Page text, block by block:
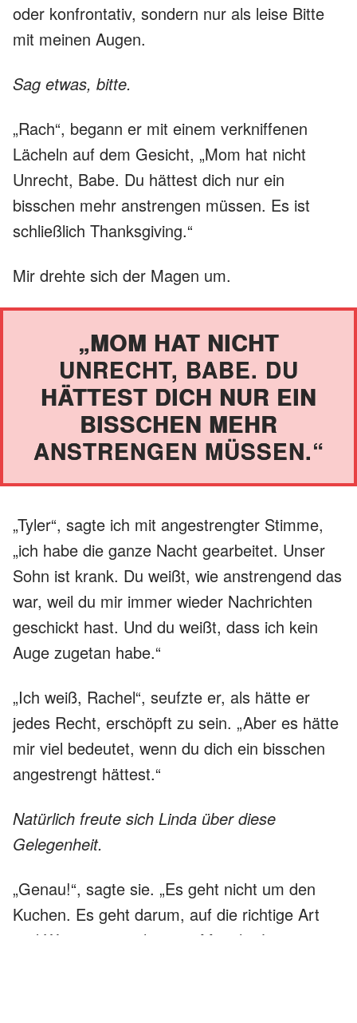
oder konfrontativ, sondern nur als leise Bitte
mit meinen Augen.
Sag etwas, bitte.
„Rach“, begann er mit einem verkniffenen
Lächeln auf dem Gesicht, „Mom hat nicht
Unrecht, Babe. Du hättest dich nur ein
bisschen mehr anstrengen müssen. Es ist
schließlich Thanksgiving.“
Mir drehte sich der Magen um.
„MOM HAT NICHT
UNRECHT, BABE. DU
HÄTTEST DICH NUR EIN
BISSCHEN MEHR
ANSTRENGEN MÜSSEN.“
„Tyler“, sagte ich mit angestrengter Stimme,
„ich habe die ganze Nacht gearbeitet. Unser
Sohn ist krank. Du weißt, wie anstrengend das
war, weil du mir immer wieder Nachrichten
geschickt hast. Und du weißt, dass ich kein
Auge zugetan habe.“
„Ich weiß, Rachel“, seufzte er, als hätte er
jedes Recht, erschöpft zu sein. „Aber es hätte
mir viel bedeutet, wenn du dich ein bisschen
angestrengt hättest.“
Natürlich freute sich Linda über diese
Gelegenheit.
„Genau!“, sagte sie. „Es geht nicht um den
Kuchen. Es geht darum, auf die richtige Art
und Weise zu erscheinen. Manche Leute